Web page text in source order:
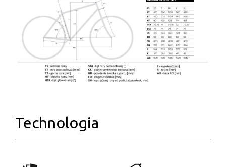
Technologia